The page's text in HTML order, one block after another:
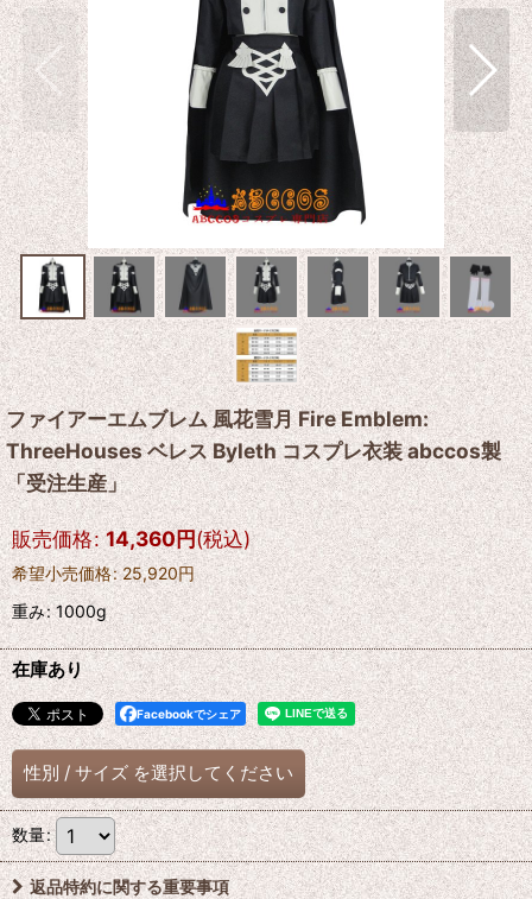
ファイアーエムブレム 風花雪月 Fire Emblem:
ThreeHouses ベレス Byleth コスプレ衣装 abccos製
「受注生産」
販売価格: 14,360円(税込)
希望小売価格: 25,920円
重み:1000g
在庫あり
Facebookでシェア
性別 / サイズ を選択してください
数量:
返品特約に関する重要事項